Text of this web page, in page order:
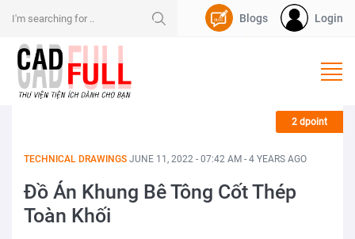
Login
Blogs
TECHNICAL DRAWINGS JUNE 11, 2022 - 07:42 AM - 4 YEARS AGO
Đồ Án Khung Bê Tông Cốt Thép
Toàn Khối
2 dpoint